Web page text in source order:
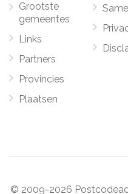
Grootste
gemeentes
Links
Partners
Provincies
Plaatsen
© 2009-2026